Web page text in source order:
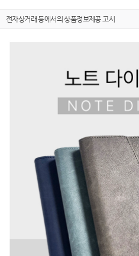
전자상거래 등에서의 상품정보제공 고시